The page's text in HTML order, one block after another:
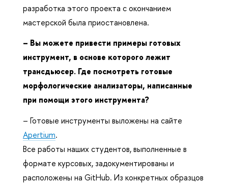
разработка этого проекта с окончанием
мастерской была приостановлена.
– Вы можете привести примеры готовых
инструмент, в основе которого лежит
трансдьюсер. Где посмотреть готовые
морфологические анализаторы, написанные
при помощи этого инструмента?
– Готовые инструменты выложены на сайте
Apertium.
Все работы наших студентов, выполненные в
формате курсовых, задокументированы и
расположены на GitHub. Из конкретных образцов